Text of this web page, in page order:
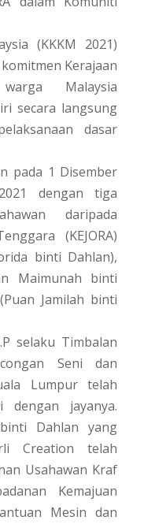
(KKKM 2021)
Kerajaan
Malaysia
secara langsung
dasar
pada 1 Disember
dengan tiga
daripada
(KEJORA)
binti Dahlan),
Maimunah binti
Jamilah binti
selaku Timbalan
Seni dan
Lumpur telah
dengan jayanya.
Dahlan yang
Creation telah
Usahawan Kraf
Kemajuan
Mesin dan